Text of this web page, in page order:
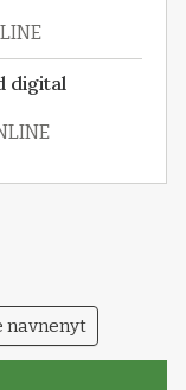
digital
navnenyt